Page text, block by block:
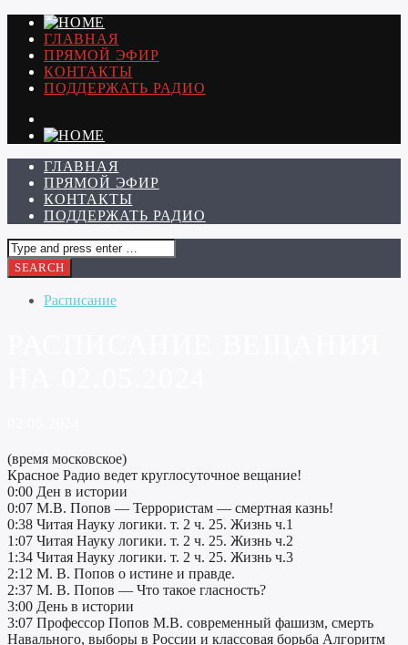
ГЛАВНАЯ
ПРЯМОЙ ЭФИР
КОНТАКТЫ
ПОДДЕРЖАТЬ РАДИО
ГЛАВНАЯ
ПРЯМОЙ ЭФИР
КОНТАКТЫ
ПОДДЕРЖАТЬ РАДИО
Расписание
(время московское)
Красное Радио ведет круглосуточное вещание!
0:00 Ден в истории
0:07 М.В. Попов — Террористам — смертная казнь!
0:38 Читая Науку логики. т. 2 ч. 25. Жизнь ч.1
1:07 Читая Науку логики. т. 2 ч. 25. Жизнь ч.2
1:34 Читая Науку логики. т. 2 ч. 25. Жизнь ч.3
2:12 М. В. Попов о истине и правде.
2:37 М. В. Попов — Что такое гласность?
3:00 День в истории
3:07 Профессор Попов М.В. современный фашизм, смерть
Навального, выборы в России и классовая борьба Алгоритм